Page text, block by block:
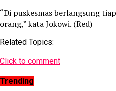
“Di puskesmas berlangsung
orang,” kata Jokowi. (Red)
Related Topics:
Click to comment
Trending